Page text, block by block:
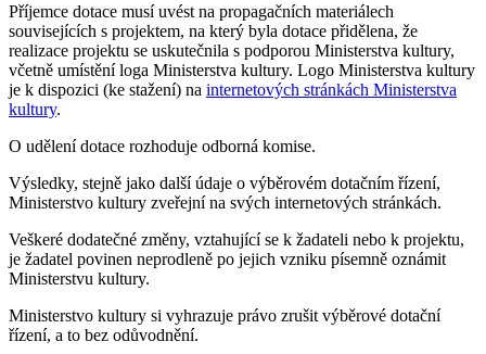
Příjemce dotace musí uvést na propagačních materiálech
souvisejících s projektem, na který byla dotace přidělena, že
realizace projektu se uskutečnila s podporou Ministerstva kultury,
včetně umístění loga Ministerstva kultury. Logo Ministerstva kultury
je k dispozici (ke stažení) na internetových stránkách Ministerstva
kultury.
O udělení dotace rozhoduje odborná komise.
Výsledky, stejně jako další údaje o výběrovém dotačním řízení,
Ministerstvo kultury zveřejní na svých internetových stránkách.
Veškeré dodatečné změny, vztahující se k žadateli nebo k projektu,
je žadatel povinen neprodleně po jejich vzniku písemně oznámit
Ministerstvu kultury.
Ministerstvo kultury si vyhrazuje právo zrušit výběrové dotační
řízení, a to bez odůvodnění.